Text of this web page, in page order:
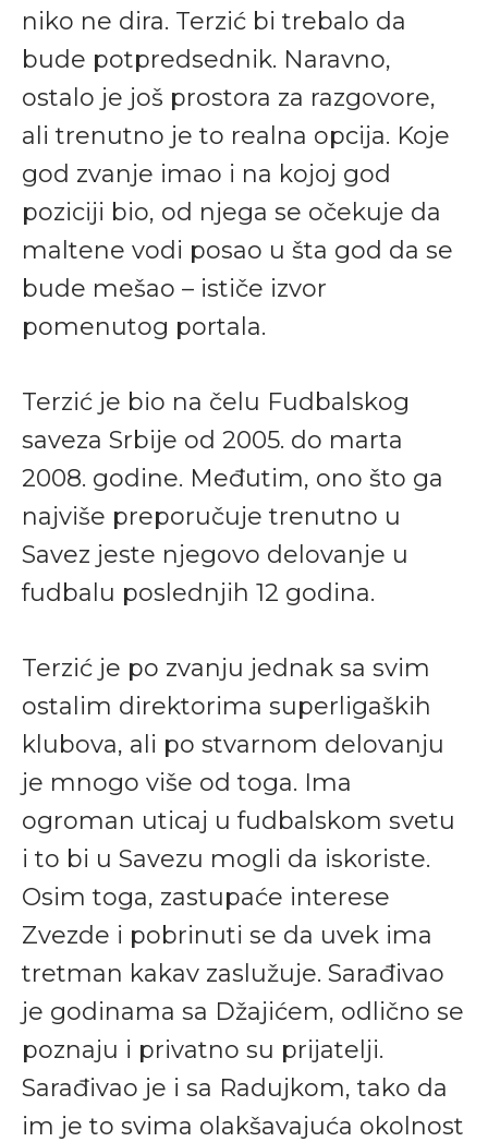
niko ne dira. Terzić bi trebalo da
bude potpredsednik. Naravno,
ostalo je još prostora za razgovore,
ali trenutno je to realna opcija. Koje
god zvanje imao i na kojoj god
poziciji bio, od njega se očekuje da
maltene vodi posao u šta god da se
bude mešao – ističe izvor
pomenutog portala.
Terzić je bio na čelu Fudbalskog
saveza Srbije od 2005. do marta
2008. godine. Međutim, ono što ga
najviše preporučuje trenutno u
Savez jeste njegovo delovanje u
fudbalu poslednjih 12 godina.
Terzić je po zvanju jednak sa svim
ostalim direktorima superligaških
klubova, ali po stvarnom delovanju
je mnogo više od toga. Ima
ogroman uticaj u fudbalskom svetu
i to bi u Savezu mogli da iskoriste.
Osim toga, zastupaće interese
Zvezde i pobrinuti se da uvek ima
tretman kakav zaslužuje. Sarađivao
je godinama sa Džajićem, odlično se
poznaju i privatno su prijatelji.
Sarađivao je i sa Radujkom, tako da
im je to svima olakšavajuća okolnost